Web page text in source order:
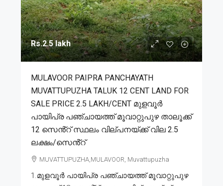
Rs.2.5 lakh
MULAVOOR PAIPRA PANCHAYATH
MUVATTUPUZHA TALUK 12 CENT LAND FOR
SALE PRICE 2.5 LAKH/CENT മുളവൂർ
പായിപ്ര പഞ്ചായത്ത് മൂവാറ്റുപുഴ താലൂക്ക്
12 സെൻ്റ് സ്ഥലം വില്പനയ്ക്ക് വില 2.5
ലക്ഷം/സെൻ്റ്
MUVATTUPUZHA,MULAVOOR, Muvattupuzha
1.മുളവൂർ പായിപ്ര പഞ്ചായത്ത് മൂവാറ്റുപുഴ